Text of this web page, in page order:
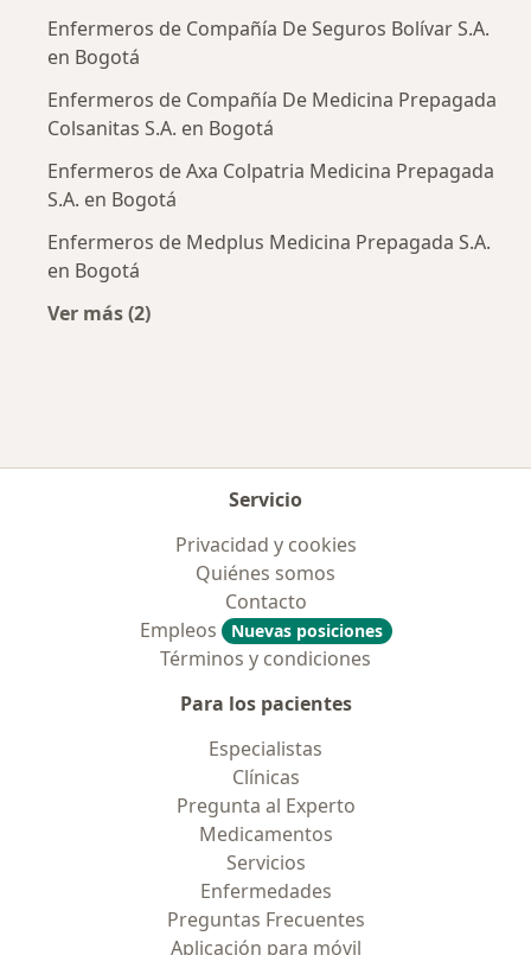
Enfermeros de Compañía De Seguros Bolívar S.A.
en Bogotá
Enfermeros de Compañía De Medicina Prepagada
Colsanitas S.A. en Bogotá
Enfermeros de Axa Colpatria Medicina Prepagada
S.A. en Bogotá
Enfermeros de Medplus Medicina Prepagada S.A.
en Bogotá
Ver más (2)
Servicio
Privacidad y cookies
Quiénes somos
Contacto
Empleos
Nuevas posiciones
Términos y condiciones
Para los pacientes
Especialistas
Clínicas
Pregunta al Experto
Medicamentos
Servicios
Enfermedades
Preguntas Frecuentes
Aplicación para móvil